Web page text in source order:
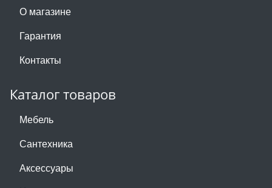
О магазине
Гарантия
Контакты
Каталог товаров
Мебель
Сантехника
Аксессуары